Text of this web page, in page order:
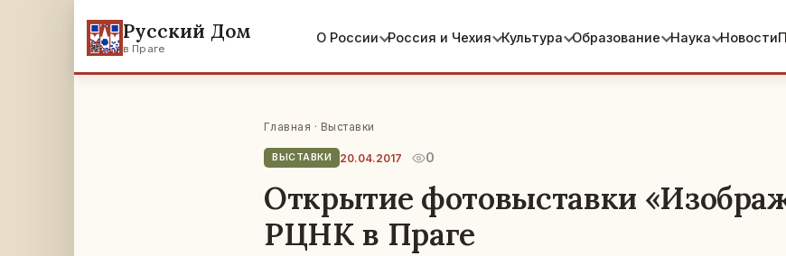
Русский Дом
в Праге
О России Россия и Чехия Культура Образование Наука Новости
Главная · Выставки
ВЫСТАВКИ 20.04.2017 0
Открытие фотовыставки
РЦНК в Праге